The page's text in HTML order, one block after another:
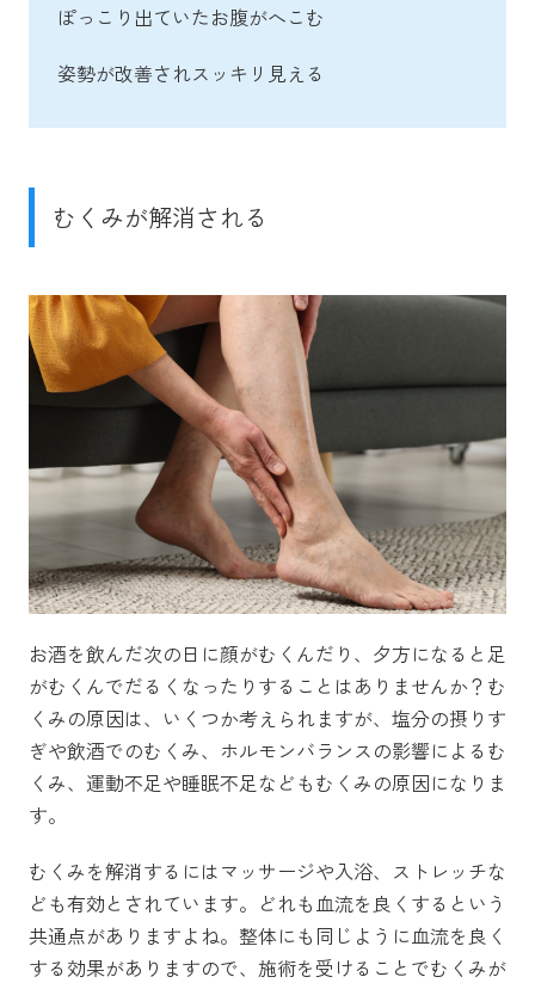
ぽっこり出ていたお腹がへこむ
姿勢が改善されスッキリ見える
むくみが解消される
お酒を飲んだ次の日に顔がむくんだり、夕方になると足
がむくんでだるくなったりすることはありませんか？む
くみの原因は、いくつか考えられますが、塩分の摂りす
ぎや飲酒でのむくみ、ホルモンバランスの影響によるむ
くみ、運動不足や睡眠不足などもむくみの原因になりま
す。
むくみを解消するにはマッサージや入浴、ストレッチな
ども有効とされています。どれも血流を良くするという
共通点がありますよね。整体にも同じように血流を良く
する効果がありますので、施術を受けることでむくみが